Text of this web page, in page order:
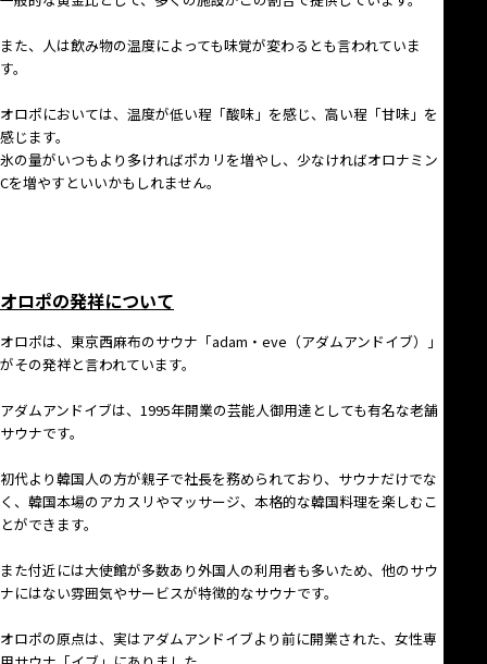
また、人は飲み物の温度によっても味覚が変わるとも言われていま
す。
オロポにおいては、温度が低い程「酸味」を感じ、高い程「甘味」を
感じます。
氷の量がいつもより多ければポカリを増やし、少なければオロナミン
Cを増やすといいかもしれません。
オロポの発祥について
オロポは、東京西麻布のサウナ「adam・eve（アダムアンドイブ）」
がその発祥と言われています。
アダムアンドイブは、1995年開業の芸能人御用達としても有名な老舗
サウナです。
初代より韓国人の方が親子で社長を務められており、サウナだけでな
く、韓国本場のアカスリやマッサージ、本格的な韓国料理を楽しむこ
とができます。
また付近には大使館が多数あり外国人の利用者も多いため、他のサウ
ナにはない雰囲気やサービスが特徴的なサウナです。
オロポの原点は、実はアダムアンドイブより前に開業された、女性専